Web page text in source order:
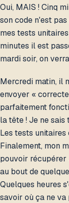
Oui, MAIS ! Cinq
son code n'est
mes tests
minutes il est
mardi soir, on
Mercredi matin, il
envoyer «
parfaitement
la tête ! Je ne sais
Les tests unitaires
Finalement, mon
pouvoir récupérer
au bout de
Quelques heures
savoir où ça ne va